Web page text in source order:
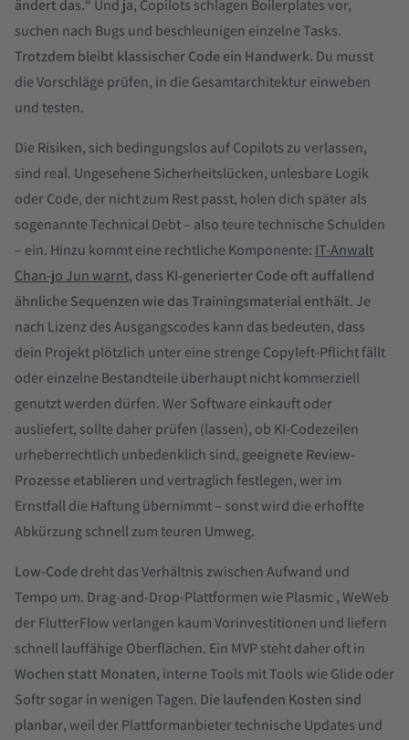
ändert das.“ Und ja, Copilots schlagen Boilerplates vor,
suchen nach Bugs und beschleunigen einzelne Tasks.
Trotzdem bleibt klassischer Code ein Handwerk. Du musst
die Vorschläge prüfen, in die Gesamt­architektur einweben
und testen.
Die Risiken, sich bedingungslos auf Copilots zu verlassen,
sind real. Ungesehene Sicherheitslücken, unlesbare Logik
oder Code, der nicht zum Rest passt, holen dich später als
sogenannte Technical Debt – also teure technische Schulden
– ein. Hinzu kommt eine rechtliche Komponente: IT-Anwalt
Chan-jo Jun warnt, dass KI-generierter Code oft auffallend
ähnliche Sequenzen wie das Trainingsmaterial enthält. Je
nach Lizenz des Ausgangscodes kann das bedeuten, dass
dein Projekt plötzlich unter eine strenge Copyleft-Pflicht fällt
oder einzelne Bestandteile überhaupt nicht kommerziell
genutzt werden dürfen. Wer Software einkauft oder
ausliefert, sollte daher prüfen (lassen), ob KI-Codezeilen
urheberrechtlich unbedenklich sind, geeignete Review-
Prozesse etablieren und vertraglich festlegen, wer im
Ernstfall die Haftung übernimmt – sonst wird die erhoffte
Abkürzung schnell zum teuren Umweg.
Low-Codedreht das Verhältnis zwischen Aufwand und
Tempo um. Drag-and-Drop-Plattformen wie Plasmic , WeWeb
der FlutterFlow verlangen kaum Vorinvestitionen und liefern
schnell lauffähige Oberflächen. Ein MVP steht daher oft in
Wochen statt Monaten, interne Tools mit Tools wie Glide oder
Softr sogar in wenigen Tagen. Die laufenden Kosten sind
planbar, weil der Plattformanbieter technische Updates und